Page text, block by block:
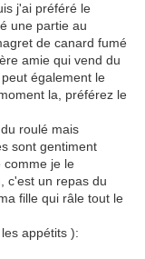
j'ai préféré le
une partie au
de canard fumé
amie qui vend du
également le
la, préférez le
roulé mais
sont gentiment
comme je le
c'est un repas du
fille qui râle tout le
appétits ):